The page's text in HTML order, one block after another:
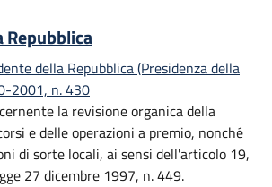
Repubblica
della Repubblica (Presidenza della
2001, n. 430
la revisione organica della
e delle operazioni a premio, nonché
di sorte locali, ai sensi dell'articolo 19,
27 dicembre 1997, n. 449.